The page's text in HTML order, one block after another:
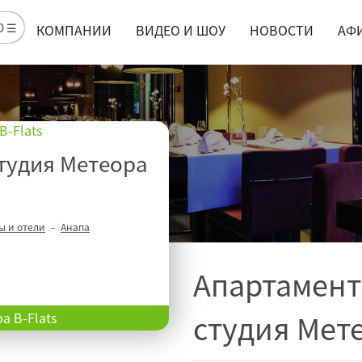
☰ КОМПАНИИ ВИДЕО И ШОУ НОВОСТИ
Метеора
и отели Анапа
B-Flats
студия